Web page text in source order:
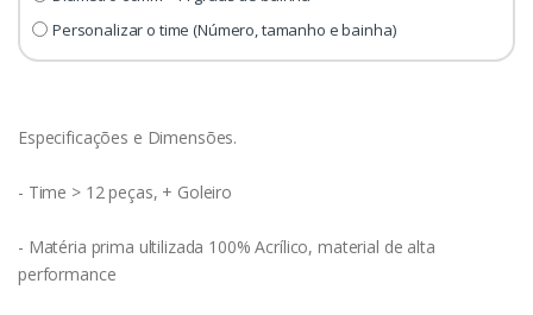
Personalizar o time (Número, tamanho e bainha)
Especificações e Dimensões.
- Time > 12 peças, + Goleiro
- Matéria prima ultilizada 100% Acrílico, material de alta
performance